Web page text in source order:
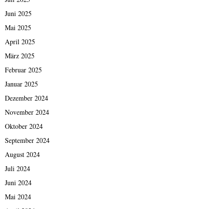
Juni 2025
Mai 2025
April 2025
März 2025
Februar 2025
Januar 2025
Dezember 2024
November 2024
Oktober 2024
September 2024
August 2024
Juli 2024
Juni 2024
Mai 2024